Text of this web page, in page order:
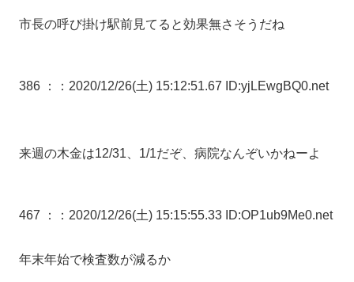
市長の呼び掛け駅前見てると効果無さそうだね
386 ： ：2020/12/26(土) 15:12:51.67 ID:yjLEwgBQ0.net
来週の木金は12/31、1/1だぞ、病院なんぞいかねーよ
467 ： ：2020/12/26(土) 15:15:55.33 ID:OP1ub9Me0.net
年末年始で検査数が減るか